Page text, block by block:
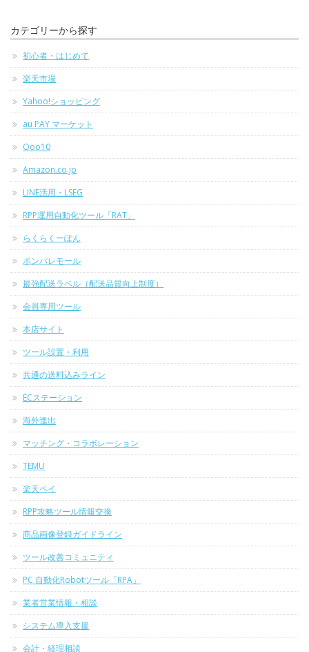
カテゴリーから探す
初心者・はじめて
楽天市場
Yahoo!ショッピング
au PAY マーケット
Qoo10
Amazon.co.jp
LINE活用・LSEG
RPP運用自動化ツール「RAT」
らくらくーぽん
ポンパレモール
最強配送ラベル（配送品質向上制度）
会員専用ツール
本店サイト
ツール設置・利用
共通の送料込みライン
ECステーション
海外進出
マッチング・コラボレーション
TEMU
楽天ペイ
RPP攻略ツール情報交換
商品画像登録ガイドライン
ツール改善コミュニティ
PC 自動化Robotツール「RPA」
業者営業情報・相談
システム導入支援
会計・経理相談